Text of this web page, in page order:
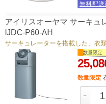
無料配送
アイリスオーヤマ サーキュ
IJDC-P60-AH
サーキュレーターを搭載した、衣
数量限定
数量限定
－